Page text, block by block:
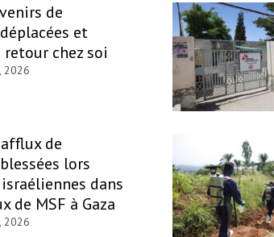
de
et
retour chez soi
2026
de
lors
dans
de MSF à Gaza
2026